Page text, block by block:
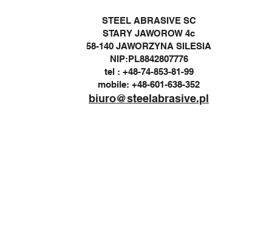
STEEL ABRASIVE SC
STARY JAWOROW 4c
58-140 JAWORZYNA SILESIA
NIP:PL8842807776
tel : +48-74-853-81-99
mobile: +48-601-638-352
biuro@steelabrasive.pl